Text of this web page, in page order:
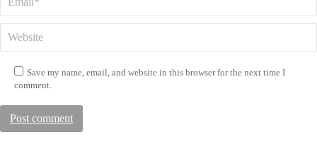
Save my name, email, and website in this browser for the next time I
comment.
Post comment